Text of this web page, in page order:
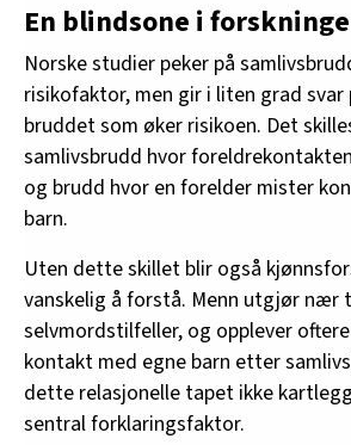
En blindsone i
Norske studier peker på
risikofaktor, men gir i liten grad svar
bruddet som øker risikoen. Det
samlivsbrudd hvor
og brudd hvor en forelder mister
barn.
Uten dette skillet blir også
vanskelig å forstå. Menn utgjør nær
selvmordstilfeller, og opplever
kontakt med egne barn etter
dette relasjonelle tapet ikke
sentral forklaringsfaktor.